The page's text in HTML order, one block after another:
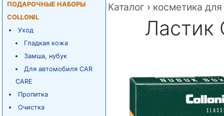
ПОДАРОЧНЫЕ НАБОРЫ
COLLONIL
Уход
Гладкая кожа
Замша, нубук
Для автомобиля CAR
CARE
Пропитка
Очистка
Каталог › косметика
Ластик